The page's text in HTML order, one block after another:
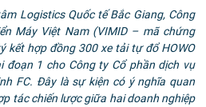
Logistics Quốc tế Bắc Giang, Công
Máy Việt Nam (VIMID – mã chứng
kết hợp đồng 300 xe tải tự đổ HOWO
đoạn 1 cho Công ty Cổ phần dịch vụ
FC. Đây là sự kiện có ý nghĩa quan
tác chiến lược giữa hai doanh nghiệp